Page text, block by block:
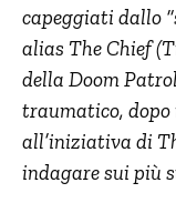
capeggiati dallo
alias The Chief
della Doom
traumatico, dopo
all’iniziativa di
indagare sui più